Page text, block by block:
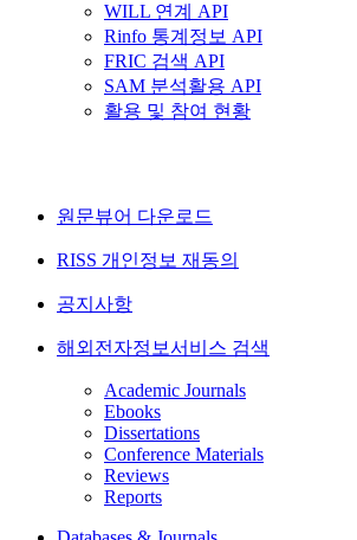
WILL 연계 API
Rinfo 통계정보 API
FRIC 검색 API
SAM 분석활용 API
활용 및 참여 현황
원문뷰어 다운로드
RISS 개인정보 재동의
공지사항
해외전자정보서비스 검색
Academic Journals
Ebooks
Dissertations
Conference Materials
Reviews
Reports